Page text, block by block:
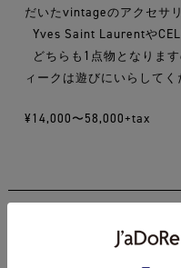
だいたvintageのアクセサ
Yves Saint Laurentや
どちらも1点物となりま
ィークは遊びにいらしてく
¥14,000〜58,000+tax
lailavintage